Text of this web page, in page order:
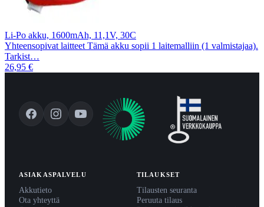
Li-Po akku, 1600mAh, 11,1V, 30C
Yhteensopivat laitteet Tämä akku sopii 1 laitemalliin (1 valmistajaa).
Tarkist…
26,95 €
ASIAKASPALVELU
Akkutieto
Ota yhteyttä
TILAUKSET
Tilausten seuranta
Peruuta tilaus